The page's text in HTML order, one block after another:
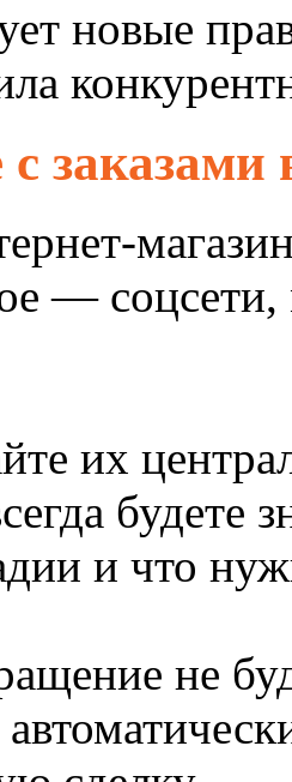
новые
с заказами
—
их
будете
и что
не